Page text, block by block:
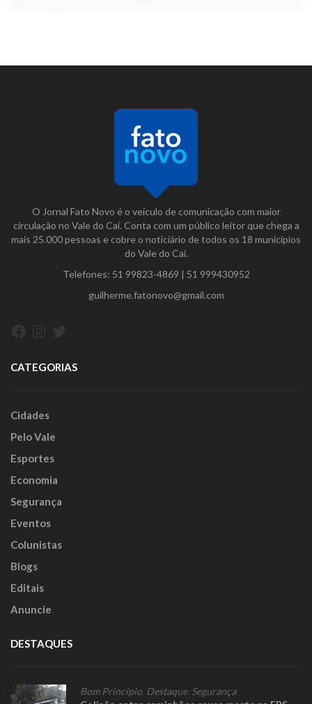
O Jornal Fato Novo é o veículo de comunicação com maior
circulação no Vale do Caí. Conta com um público leitor que chega a
mais 25.000 pessoas e cobre o noticiário de todos os 18 municípios
do Vale do Caí.
Telefones: 51 99823-4869 | 51 999430952
guilherme.fatonovo@gmail.com
CATEGORIAS
Cidades
Pelo Vale
Esportes
Economia
Segurança
Eventos
Colunistas
Blogs
Editais
Anuncie
DESTAQUES
Bom Princípio Destaque, Segurança